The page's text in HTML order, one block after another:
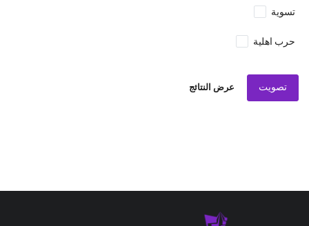
تسوية
حرب اهلية
تصويت عرض النتائج